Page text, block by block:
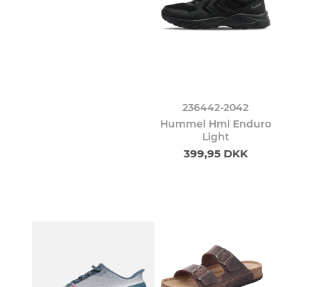
236442-2042
Hummel Hml Enduro
Light
399,95 DKK